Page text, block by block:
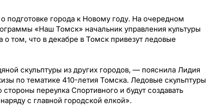
подготовке города к Новому году. На очередном
«Наш Томск» начальник управления культуры
том, что в декабре в Томск привезут ледовые
скульптуры из других городов, — пояснила Лидия
по тематике 410-летия Томска. Ледовые скульптуры
переулка Спортивного и будут создавать
с главной городской елкой».